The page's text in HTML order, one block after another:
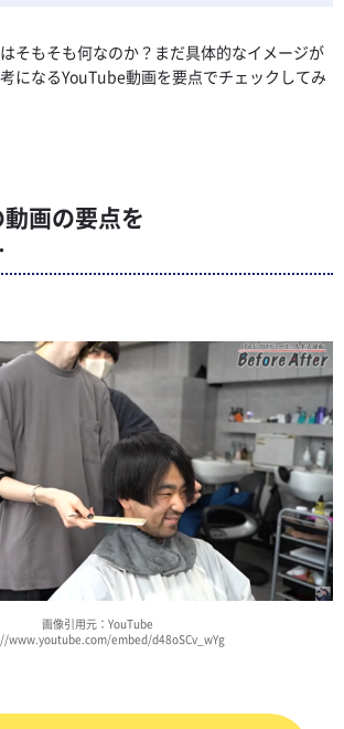
そもそも何なのか？まだ具体的なイメージが
になるYouTube動画を要点でチェックしてみ
画の要点を
画像引用元：YouTube
www.youtube.com/embed/d48oSCv_wYg